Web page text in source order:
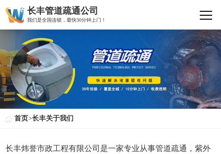
长丰管道疏通公司
我们是全国连锁，最快30分钟上门！
首页>长丰关于我们
长丰炜誉市政工程有限公司是一家专业从事管道疏通，紫外